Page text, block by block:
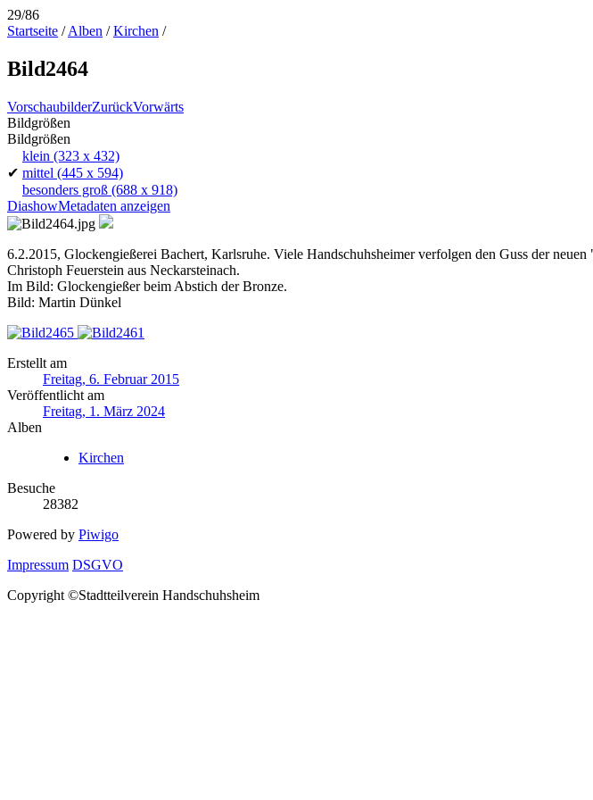
29/86
Startseite /Alben /Kirchen /
Bild2464
VorschaubilderZurückVorwärts
Bildgrößen
Bildgrößen
klein (323 x 432)
✔ mittel (445 x 594)
besonders groß (688 x 918)
DiashowMetadaten anzeigen
6.2.2015, Glockengießerei Bachert, Karlsruhe. Viele Handschuhsheimer verfolgen den Guss der
Christoph Feuerstein aus Neckarsteinach.
Im Bild: Glockengießer beim Abstich der Bronze.
Bild: Martin Dünkel
Erstellt am
Freitag, 6. Februar 2015
Veröffentlicht am
Freitag, 1. März 2024
Alben
Kirchen
Besuche
28382
Powered by Piwigo
Impressum DSGVO
Copyright ©Stadtteilverein Handschuhsheim